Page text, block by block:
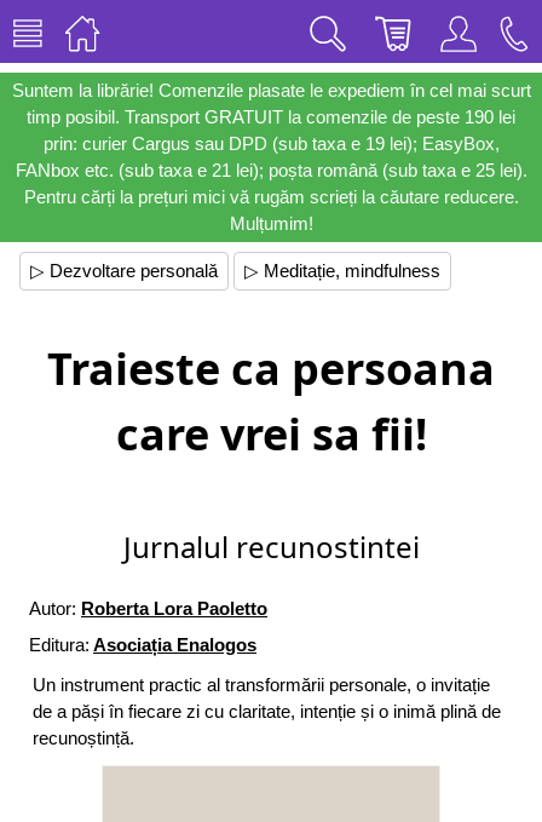
Suntem la librărie! Comenzile plasate le expediem în cel mai scurt
timp posibil. Transport GRATUIT la comenzile de peste 190 lei
prin: curier Cargus sau DPD (sub taxa e 19 lei); EasyBox,
FANbox etc. (sub taxa e 21 lei); poșta română (sub taxa e 25 lei).
Pentru cărți la prețuri mici vă rugăm scrieți la căutare reducere.
Mulțumim!
▷ Dezvoltare personală ▷ Meditație, mindfulness
Traieste ca persoana
care vrei sa fii!
Jurnalul recunostintei
Autor: Roberta Lora Paoletto
Editura: Asociația Enalogos
Un instrument practic al transformării personale, o invitație
de a păși în fiecare zi cu claritate, intenție și o inimă plină de
recunoștință.